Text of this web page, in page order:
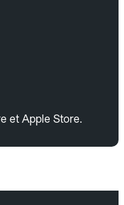
et Apple Store.